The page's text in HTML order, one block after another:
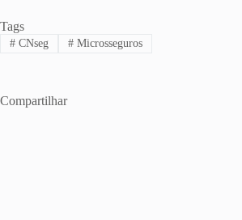
Tags
#CNseg #Microsseguros
Compartilhar